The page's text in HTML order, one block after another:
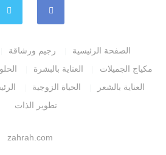
الصفحة الرئيسية رجيم ورشاقة
مكياج الجميلات
العناية بالبشرة
العناية بالشعر
الحياة الزوجية
تطوير الذات
zahrah.com